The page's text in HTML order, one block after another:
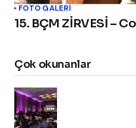
FOTO GALERİ
15. BÇM ZİRVESİ –
Çok okunanlar